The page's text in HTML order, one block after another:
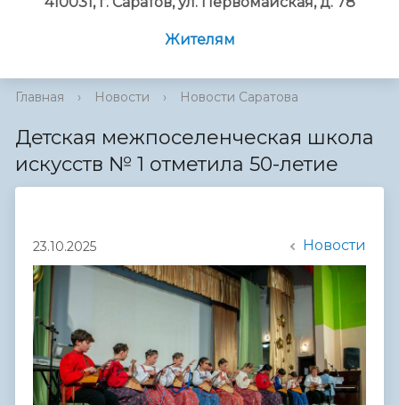
Жителям
Главная › Новости › Новости Саратова
Детская межпоселенческая школа
искусств № 1 отметила 50-летие
23.10.2025 Новости